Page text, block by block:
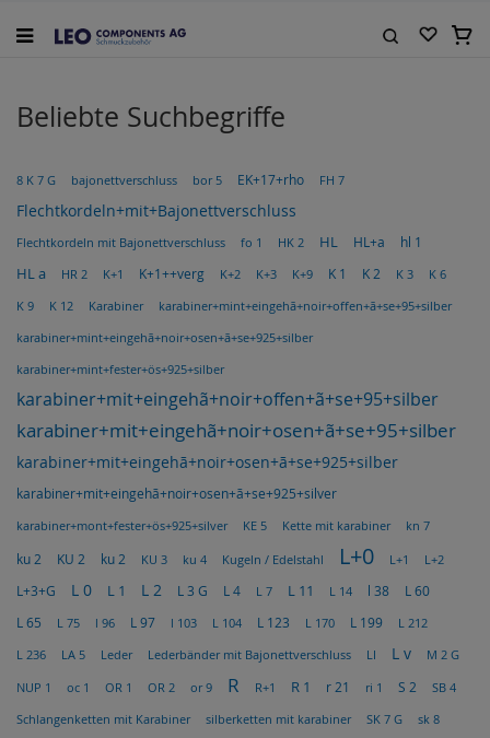
Inhalt
Beliebte Suchbegriffe
8 K 7 G bajonettverschluss bor 5 EK+17+rho FH 7
Flechtkordeln+mit+Bajonettverschluss
Flechtkordeln mit Bajonettverschluss fo 1 HK 2 HL HL+a hl 1
HL a HR 2 K+1 K+1++verg K+2 K+3 K+9 K 1 K 2 K 3
K 6
K 9
K 12 Karabiner karabiner+mint+eingehã+noir+offen+ã+se+95+silber
karabiner+mint+eingehã+noir+osen+ã+se+925+silber
karabiner+mint+fester+ös+925+silber
karabiner+mit+eingehã+noir+offen+ã+se+95+silber
karabiner+mit+eingehã+noir+osen+ã+se+95+silber
karabiner+mit+eingehã+noir+osen+ã+se+925+silber
karabiner+mit+eingehã+noir+osen+ã+se+925+silver
karabiner+mont+fester+ös+925+silver KE 5 Kette mit karabiner kn 7
ku 2 KU 2 ku 2 KU 3 ku 4 Kugeln / Edelstahl L+0 L+1
L+2
L+3+G
L 0 L 1 L 2 L 3 G L 4 L 7 L 11 L 14 l 38
L 60
L 65
L 75 l 96 L 97 l 103 L 104 L 123 L 170 L 199 L 212
L 236 LA 5 Leder Lederbänder mit Bajonettverschluss LI L v M 2 G
NUP 1 oc 1 OR 1 OR 2 or 9 R R+1 R 1 r 21 ri 1 S 2 SB 4
Schlangenketten mit Karabiner silberketten mit karabiner SK 7 G sk 8